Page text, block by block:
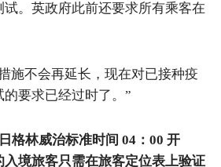
。英政府此前还要求所有乘客在
施不会再延长，现在对已接种疫
要求已经过时了。”
格林威治标准时间 04：00 开
境旅客只需在旅客定位表上验证